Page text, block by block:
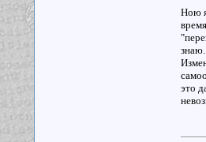
Ною
знаю.
это